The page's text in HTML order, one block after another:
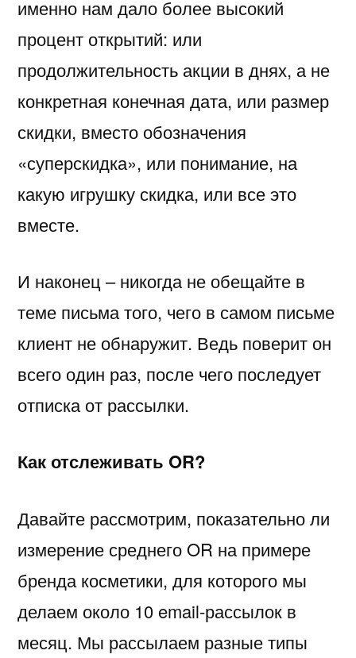
именно нам дало более высокий
процент открытий: или
продолжительность акции в днях, а не
конкретная конечная дата, или размер
скидки, вместо обозначения
«суперскидка», или понимание, на
какую игрушку скидка, или все это
вместе.
И наконец – никогда не обещайте в
теме письма того, чего в самом письме
клиент не обнаружит. Ведь поверит он
всего один раз, после чего последует
отписка от рассылки.
Как отслеживать OR?
Давайте рассмотрим, показательно ли
измерение среднего OR на примере
бренда косметики, для которого мы
делаем около 10 email-рассылок в
месяц. Мы рассылаем разные типы